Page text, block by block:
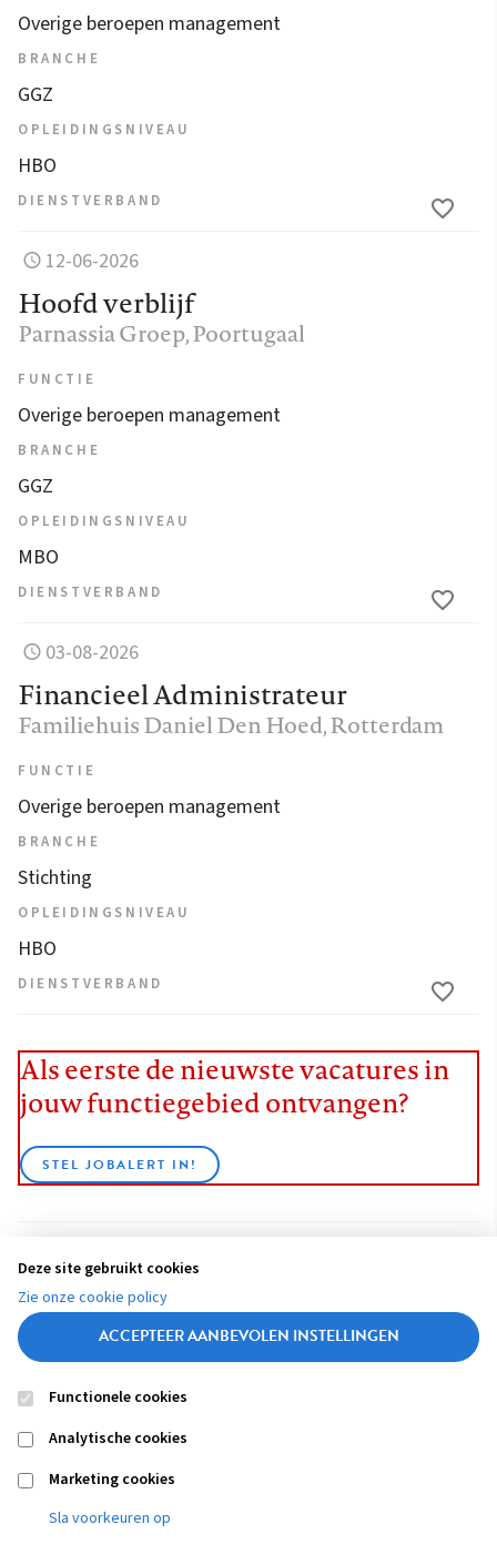
Overige beroepen management
BRANCHE
GGZ
OPLEIDINGSNIVEAU
HBO
DIENSTVERBAND
12-06-2026
Hoofd verblijf
Parnassia Groep, Poortugaal
FUNCTIE
Overige beroepen management
BRANCHE
GGZ
OPLEIDINGSNIVEAU
MBO
DIENSTVERBAND
03-08-2026
Financieel Administrateur
Familiehuis Daniel Den Hoed, Rotterdam
FUNCTIE
Overige beroepen management
BRANCHE
Stichting
OPLEIDINGSNIVEAU
HBO
DIENSTVERBAND
Als eerste de nieuwste vacatures in
jouw functiegebied ontvangen?
STEL JOBALERT IN!
BEKIJK ALLE VACATURES
Footer
navigation
Deze site gebruikt cookies
Zie onze cookie policy
ACCEPTEER AANBEVOLEN INSTELLINGEN
Functionele cookies
Analytische cookies
Marketing cookies
Sla voorkeuren op